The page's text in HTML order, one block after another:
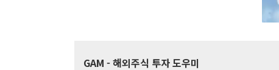
GAM - 해외주식 투자 도우미